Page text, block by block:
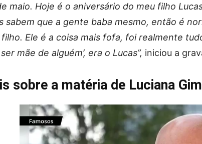
maio. Hoje é o aniversário do meu filho
sabem que a gente baba mesmo, então é
Ele é a coisa mais fofa, foi realmente
ser mãe de alguém’, era o Lucas”, iniciou a
sobre a matéria de Luciana